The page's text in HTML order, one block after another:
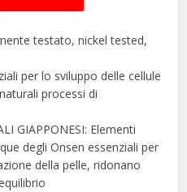
testato, nickel tested,
per lo sviluppo delle cellule
processi di
GIAPPONESI: Elementi
degli Onsen essenziali per
della pelle, ridonano